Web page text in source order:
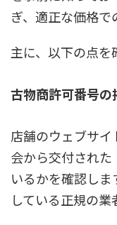
ぎ、適正な価格で
主に、以下の点を
古物商許可番号の
店舗のウェブサ
会から交付され
いるかを確認し
している正規の業